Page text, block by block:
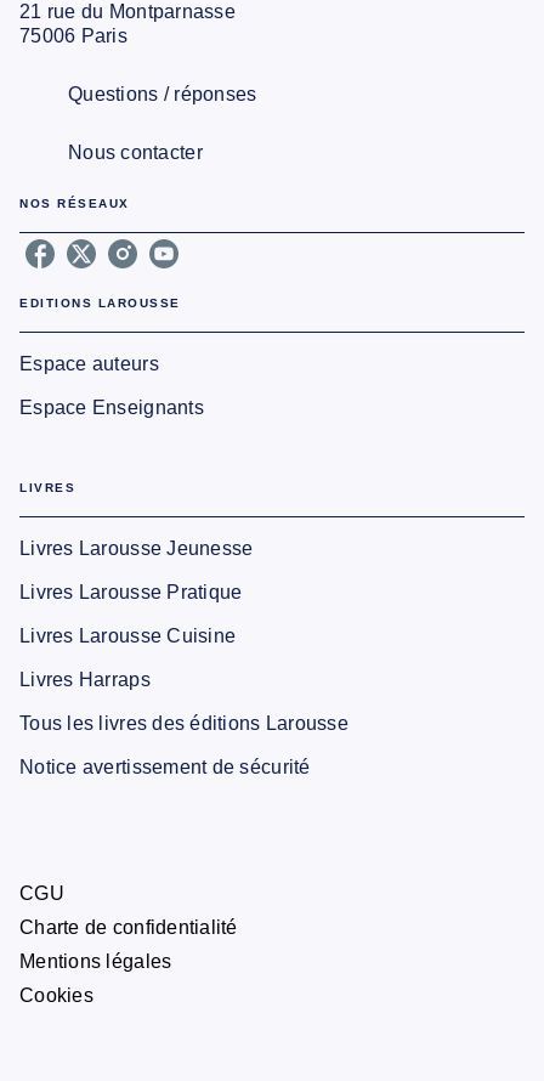
21 rue du Montparnasse
75006 Paris
Questions / réponses
Nous contacter
NOS RÉSEAUX
EDITIONS LAROUSSE
Espace auteurs
Espace Enseignants
LIVRES
Livres Larousse Jeunesse
Livres Larousse Pratique
Livres Larousse Cuisine
Livres Harraps
Tous les livres des éditions Larousse
Notice avertissement de sécurité
CGU
Charte de confidentialité
Mentions légales
Cookies